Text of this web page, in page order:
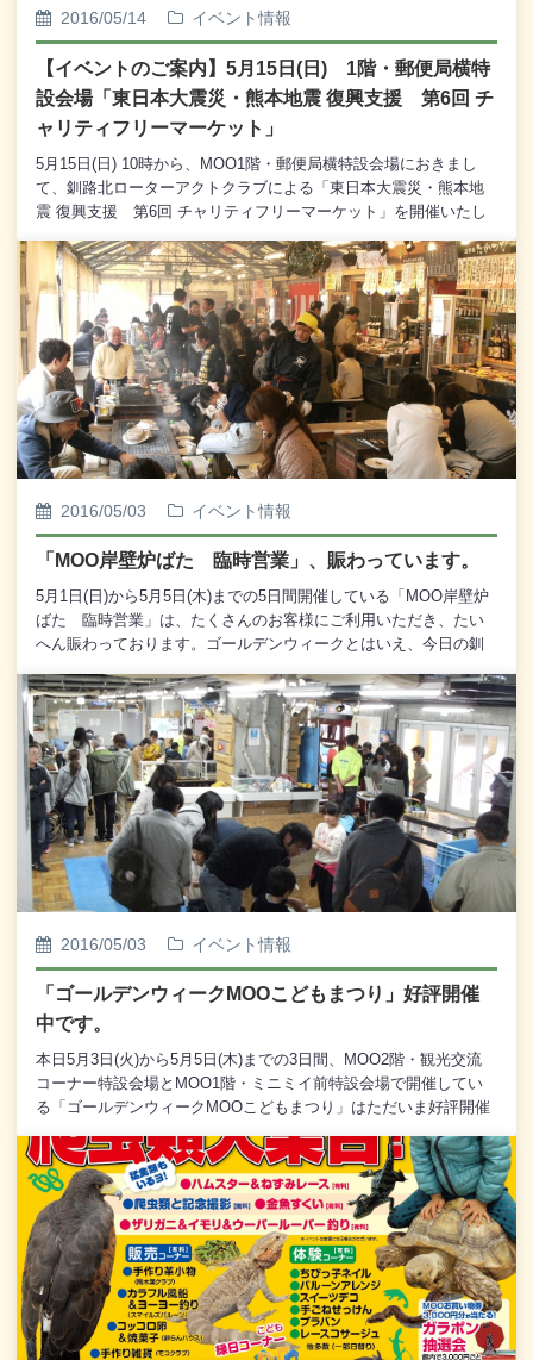
ノ独唱８．浜辺の歌(成田 為造作曲)・・・会場曲９．瑠璃色の地
2016/05/14 イベント情報
【イベントのご案内】5月15日(日) 1階・郵便局横特
設会場「東日本大震災・熊本地震 復興支援 第6回 チ
ャリティフリーマーケット」
5月15日(日) 10時から、MOO1階・郵便局横特設会場におきまし
て、釧路北ローターアクトクラブによる「東日本大震災・熊本地
震 復興支援 第6回 チャリティフリーマーケット」を開催いたし
れており、さらに熊本でも大地震が発生して大きな被害となって
おります。釧路北ローターアクトクラブでは東日本大震災の復興
支援の継続をテーマとして、毎年この時期に「チャリティフリー
マーケット」を開催し、その売り上げを全額寄付してまいりまし
た。本年は熊本地震への復興支援も加えることといたしました。
今回も釧路北ローターアクトクラブのメンバーが集めてきた衣類
や雑貨、文具などを格安で販売し、売上金は東日本大震災と熊本
地震の復興支援金として全額を寄付いたします。質の高い商品が
お値打ち価格で販売されるとあって、毎年たくさんのお客様で賑
わう「チャリティフリーマーケット」です。皆様のお越しを心か
混み合いますので、お手回り品などには十分ご注意いただいてご
2016/05/03 イベント情報
「MOO岸壁炉ばた 臨時営業」、賑わっています。
5月1日(日)から5月5日(木)までの5日間開催している「MOO岸壁炉
ばた 臨時営業」は、たくさんのお客様にご利用いただき、たい
へん賑わっております。ゴールデンウィークとはいえ、今日の釧
火とお客様の熱気で温かくなっております。「MOO岸壁炉ばた
臨時営業」は5月5日(木)までの開催となっております。ゴールデン
ウィーク期間中も楽しめる「MOO岸壁炉ばた 臨時営業」をどう
ぞご利用くださいませ。※ なお、混雑状況によっては順番待ち
となることもございます。 また、ゴールデンウィーク期間中
は岸壁炉ばたの座席予約を承っておりませんので、 あらかじ
めご了承くださいませ。「MOO岸壁炉ばた」の本営業は5月13日
(金)から10月31日(月)までのロングラン開催となります。今シーズ
ンも「MOO岸壁炉ばた」をよろしくお願い申し上げます。
2016/05/03 イベント情報
「ゴールデンウィークMOOこどもまつり」好評開催
中です。
本日5月3日(火)から5月5日(木)までの3日間、MOO2階・観光交流
コーナー特設会場とMOO1階・ミニミイ前特設会場で開催してい
る「ゴールデンウィークMOOこどもまつり」はただいま好評開催
ゃっていて、たいへん賑わっております。イベント会場だけでは
なく、MOO館内全体にもお客様がたくさんいらっしゃっており、
ゴールデンウィークらしい賑わいとなっております。ゴールデン
ウィーク期間は、イベントもおみやげも充実している釧路フィッ
シャーマンズワーフMOOにぜひお越しくださいませ。